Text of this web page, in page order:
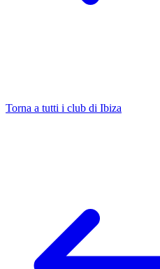
Torna a tutti i club di Ibiza